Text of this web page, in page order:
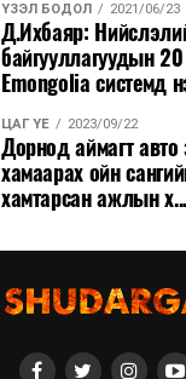
ҮЗЭЛ БОДОЛ 2021/06/23
Д.Ихбаяр:
байгууллагуудын
Emongolia системд
ЦАГ ҮЕ 2023/09/22
Дорнод аймагт
хамаарах ойн
хамтарсан ажлын х...